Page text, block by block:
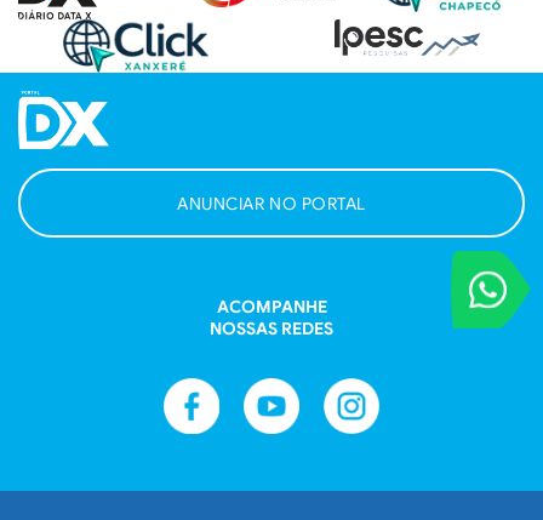
VOCÊ
Entre em
ANUNCIAR NO PORTAL
ACOMPANHE
NOSSAS REDES